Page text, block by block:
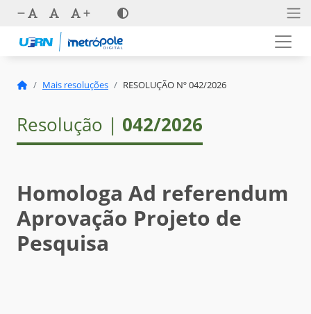
Mais resoluções RESOLUÇÃO Nº 042/2026
Resolução | 042/2026
Homologa Ad referendum
Aprovação Projeto de
Pesquisa